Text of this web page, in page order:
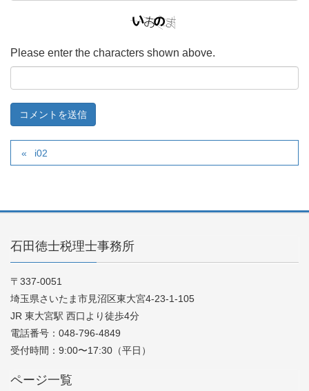
Please enter the characters shown above.
i02
石田徳士税理士事務所
〒337-0051
埼玉県さいたま市見沼区東大宮4-23-1-105
JR 東大宮駅 西口より徒歩4分
電話番号：048-796-4849
受付時間：9:00〜17:30（平日）
ページ一覧